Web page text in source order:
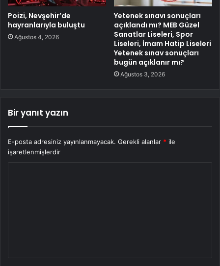
Poizi, Nevşehir’de
hayranlarıyla buluştu
Ağustos 4, 2026
Yetenek sınavı sonuçları
açıklandı mı? MEB Güzel
Sanatlar Liseleri, Spor
Liseleri, İmam Hatip Liseleri
Yetenek sınav sonuçları
bugün açıklanır mı?
Ağustos 3, 2026
Bir yanıt yazın
E-posta adresiniz yayınlanmayacak. Gerekli alanlar * ile
işaretlenmişlerdir